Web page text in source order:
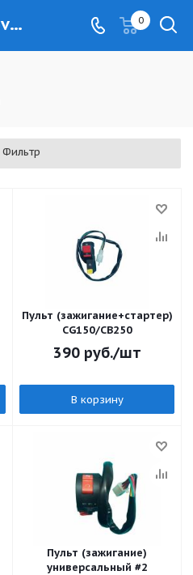
Пульт - www.kovrovec.ru 0
Фильтр
Пульт (зажигание+стартер)
CG150/CB250
390руб./шт
В корзину
Пульт (зажигание)
универсальный #2